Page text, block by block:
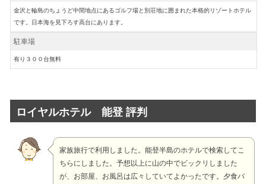
金沢と輪島のちょうど中間地点にあるゴルフ場と別荘地に囲まれた本格的リゾートホテル
です。日本海を見下ろす高台にあります。
駐車場
有り３００台無料
ロイヤルホテル 能登 評判
家族旅行で利用しました。能登半島のホテルで検索してこ
ちらにしました。予想以上に山の中でビックリしました
が、お部屋、お風呂は広々していてよかったです。夕食バ